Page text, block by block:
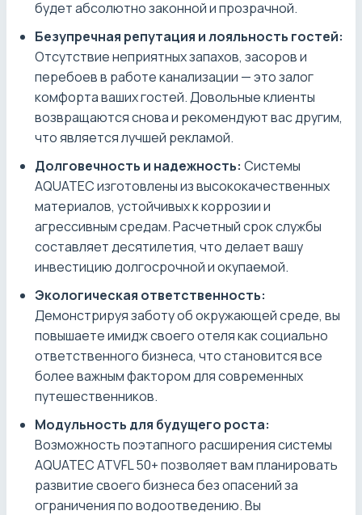
будет абсолютно законной и прозрачной.
Безупречная репутация и лояльность гостей:
Отсутствие неприятных запахов, засоров и
перебоев в работе канализации — это залог
комфорта ваших гостей. Довольные клиенты
возвращаются снова и рекомендуют вас другим,
что является лучшей рекламой.
Долговечность и надежность: Системы
AQUATEC изготовлены из высококачественных
материалов, устойчивых к коррозии и
агрессивным средам. Расчетный срок службы
составляет десятилетия, что делает вашу
инвестицию долгосрочной и окупаемой.
Экологическая ответственность:
Демонстрируя заботу об окружающей среде, вы
повышаете имидж своего отеля как социально
ответственного бизнеса, что становится все
более важным фактором для современных
путешественников.
Модульность для будущего роста:
Возможность поэтапного расширения системы
AQUATEC ATVFL 50+ позволяет вам планировать
развитие своего бизнеса без опасений за
ограничения по водоотведению. Вы